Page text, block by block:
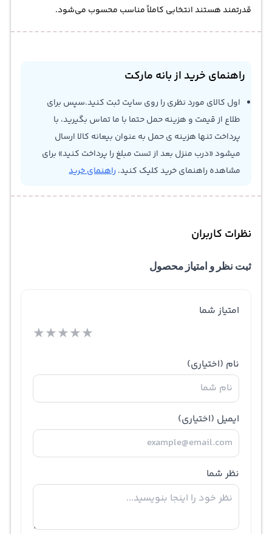
قدرتمند هستند انتخابی کاملاً مناسب محسوب می‌شود.
راهنمای خرید از بانه مارکت
اول کالای مورد نظری را روی سایت ثبت کنید.سپس برای
طلاع از قیمت و هزینه حمل حتما با ما تماس بگیرید، با
پرداخت تنها هزینه ی حمل به عنوان بیعانه کالا ارسال
میشود «درب منزل بعد از تست مبلغ را پرداخت کنید» برای
مشاهده راهنمای خرید کلیک کنید. راهنمای خرید
نظرات کاربران
ثبت نظر و امتیاز محصول
امتیاز شما
★★★★★
نام (اختیاری)
ایمیل (اختیاری)
نظر شما